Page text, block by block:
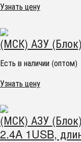
Узнать цену
(МСК) АЗУ
Есть в наличии (оптом)
Узнать цену
(МСК) АЗУ
2.4A 1USB,